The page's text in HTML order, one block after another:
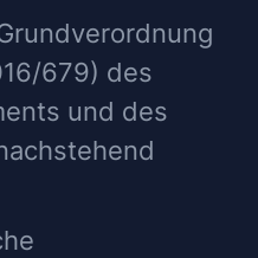
679) des
und des